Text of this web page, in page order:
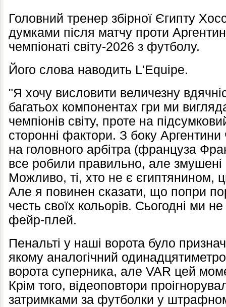
Головний тренер збірної Єгипту
думками після матчу проти
чемпіонаті світу-2026 з футболу.
Його слова наводить L'Equipe.
"Я хочу висловити величезну
багатьох компонентах гри ми
чемпіонів світу, проте на
сторонні фактори. З боку
на головного арбітра (француза
все робили правильно, але змушені
Можливо, ті, хто не є єгиптянином,
Але я повинен сказати, що попри
честь своїх кольорів. Сьогодні ми
фейр-плей.
Пенальті у наші ворота було
якому аналогічний
ворота суперника, але VAR цей
Крім того, відеоповтори
затримками за футболки у